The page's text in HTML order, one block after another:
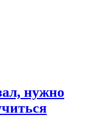
нужно